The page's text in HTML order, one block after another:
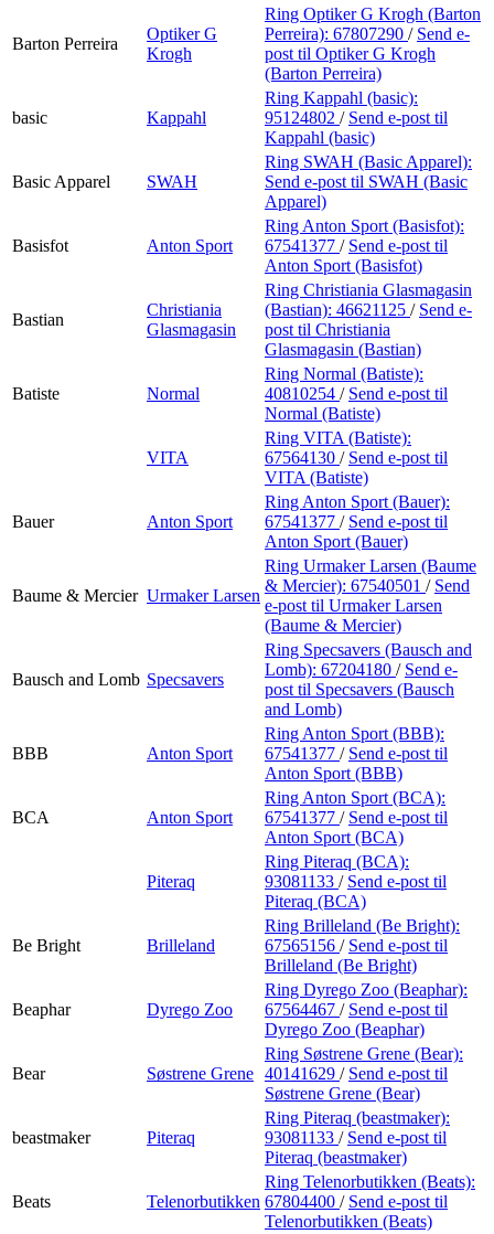
Barton Perreira
Optiker G
Krogh
Ring Optiker G Krogh (Barton
Perreira): 67807290 / Send e-
post til Optiker G Krogh
(Barton Perreira)
basic Kappahl
Ring Kappahl (basic):
95124802 / Send e-post til
Kappahl (basic)
Basic Apparel SWAH
Ring SWAH (Basic Apparel):
Send e-post til SWAH (Basic
Apparel)
Basisfot Anton Sport
Ring Anton Sport (Basisfot):
67541377 / Send e-post til
Anton Sport (Basisfot)
Bastian
Christiania
Glasmagasin
Ring Christiania Glasmagasin
(Bastian): 46621125 / Send e-
post til Christiania
Glasmagasin (Bastian)
Batiste Normal
Ring Normal (Batiste):
40810254 / Send e-post til
Normal (Batiste)
VITA
Ring VITA (Batiste):
67564130 / Send e-post til
VITA (Batiste)
Bauer Anton Sport
Ring Anton Sport (Bauer):
67541377 / Send e-post til
Anton Sport (Bauer)
Baume & Mercier Urmaker Larsen
Ring Urmaker Larsen (Baume
& Mercier): 67540501 / Send
e-post til Urmaker Larsen
(Baume & Mercier)
Bausch and Lomb Specsavers
Ring Specsavers (Bausch and
Lomb): 67204180 / Send e-
post til Specsavers (Bausch
and Lomb)
BBB Anton Sport
Ring Anton Sport (BBB):
67541377 / Send e-post til
Anton Sport (BBB)
BCA Anton Sport
Ring Anton Sport (BCA):
67541377 / Send e-post til
Anton Sport (BCA)
Piteraq
Ring Piteraq (BCA):
93081133 / Send e-post til
Piteraq (BCA)
Be Bright Brilleland
Ring Brilleland (Be Bright):
67565156 / Send e-post til
Brilleland (Be Bright)
Beaphar Dyrego Zoo
Ring Dyrego Zoo (Beaphar):
67564467 / Send e-post til
Dyrego Zoo (Beaphar)
Bear Søstrene Grene
Ring Søstrene Grene (Bear):
40141629 / Send e-post til
Søstrene Grene (Bear)
beastmaker Piteraq
Ring Piteraq (beastmaker):
93081133 / Send e-post til
Piteraq (beastmaker)
Beats Telenorbutikken
Ring Telenorbutikken (Beats):
67804400 / Send e-post til
Telenorbutikken (Beats)